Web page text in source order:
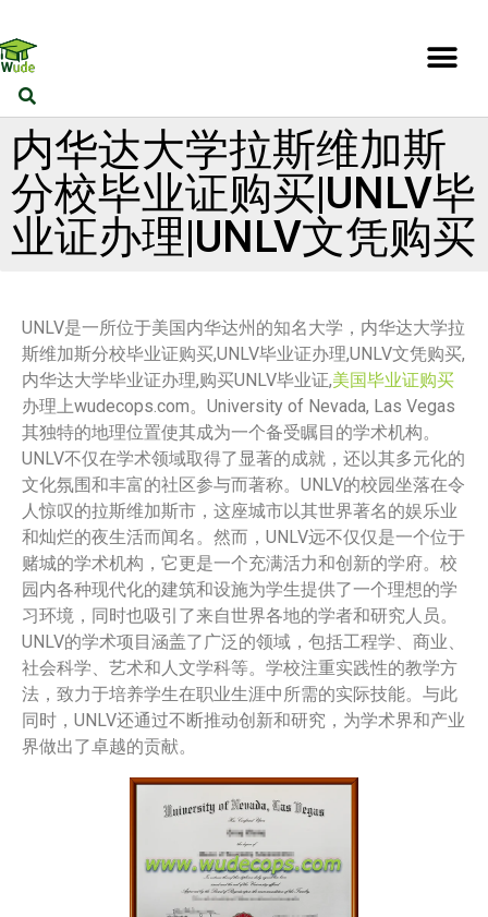
内华达大学拉斯维加斯
分校毕业证购买|UNLV毕
业证办理|UNLV文凭购买
UNLV是一所位于美国内华达州的知名大学，内华达大学拉
斯维加斯分校毕业证购买,UNLV毕业证办理,UNLV文凭购买,
内华达大学毕业证办理,购买UNLV毕业证,美国毕业证购买
办理上wudecops.com。University of Nevada, Las Vegas
其独特的地理位置使其成为一个备受瞩目的学术机构。
UNLV不仅在学术领域取得了显著的成就，还以其多元化的
文化氛围和丰富的社区参与而著称。UNLV的校园坐落在令
人惊叹的拉斯维加斯市，这座城市以其世界著名的娱乐业
和灿烂的夜生活而闻名。然而，UNLV远不仅仅是一个位于
赌城的学术机构，它更是一个充满活力和创新的学府。校
园内各种现代化的建筑和设施为学生提供了一个理想的学
习环境，同时也吸引了来自世界各地的学者和研究人员。
UNLV的学术项目涵盖了广泛的领域，包括工程学、商业、
社会科学、艺术和人文学科等。学校注重实践性的教学方
法，致力于培养学生在职业生涯中所需的实际技能。与此
同时，UNLV还通过不断推动创新和研究，为学术界和产业
界做出了卓越的贡献。